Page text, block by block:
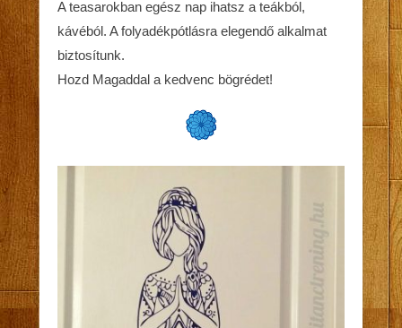
A teasarokban egész nap ihatsz a teákból,
kávéból. A folyadékpótlásra elegendő alkalmat
biztosítunk.
Hozd Magaddal a kedvenc bögrédet!